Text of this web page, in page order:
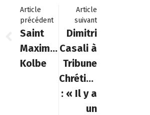
Article
précédent
Saint
Maximilien
Kolbe
Article
suivant
Dimitri
Casali à
Tribune
Chrétienne
: « Il y a
un